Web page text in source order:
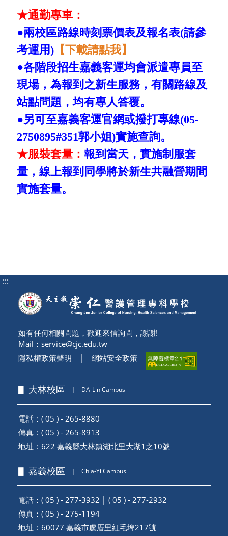
★通勤專車：
●兩校區路線時刻票價表及報名表(請參
考運用) 【下載請點我】
●各階段招生嘉義客運均會派遣專員至
現場，為報到之新生服務，有關路線及
站點問題，均有專人答覆。
●另可至嘉義客運官網或撥打專線(05-
2750895#351郭小姐)實施查詢。
★服裝套量： 報到當天，實施制服套
量，線上報到同學將於新生共融營期間
實施套量。
:::
如有任何相關問題，歡迎來信詢問，謝謝!
Mail： service@cjc.edu.tw
隱私權政策聲明
網站安全政策
▋ 大林校區 ｜ DA-Lin Campus
電話：( 05 ) - 265-8880
傳真：( 05 ) - 265-8913
地址： 622 嘉義縣大林鎮湖北里大湖1之10號
▋ 嘉義校區 ｜ Chia-Yi Campus
電話：( 05 ) - 277-3932 │ ( 05 ) - 277-2932
傳真：( 05 ) - 275-1194
地址： 60077 嘉義市盧厝里紅毛埤217號